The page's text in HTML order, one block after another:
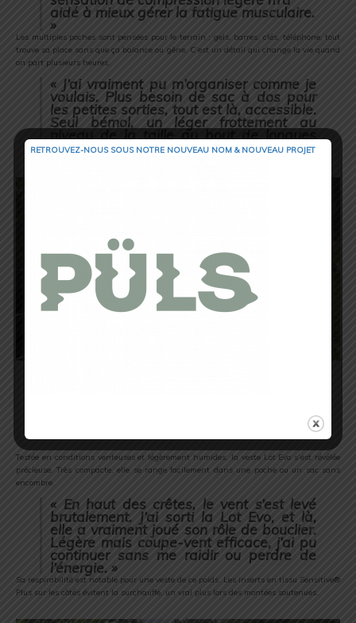
aidé à mieux gérer la fatiguemusculaire.
»
Les multiples poches sont pensées pour le terrain : gels, barres, clés, téléphone,tout
trouve sa place sansqueça balanceou gêne. C’est un détail qui change la vie quand
on part plusieurs heures.
« J’aivraiment pu m’organiser comme je
voulais. Plus besoin desac à dos pour
les petites sorties, tout est là, accessible.
Seul bémol, un légerfrottement au
heures,maisriend’insurmontable. »
Testée en conditions venteuseset légèrement humides, la veste Lot Evo s’est révélée
précieuse.Très compacte,elle se rangefacilement dans une poche ou un sac sans
encombre.
« En haut des crêtes, le vent s’est levé
brutalement. J’ai sorti la Lot Evo, et là,
elle a vraiment joué son rôle de bouclier.
Légère mais coupe-vent efficace, j’ai pu
continuer sans me raidir ou perdre de
l’énergie. »
Sa respirabilité estnotable pour une veste de ce poids. Les inserts en tissu Sensitive®
Plus sur les côtés évitent la surchauffe, un vrai plus lors des montées soutenues.
RETROUVEZ-NOUS SOUS NOTRE NOUVEAU NOM & NOUVEAU PROJET